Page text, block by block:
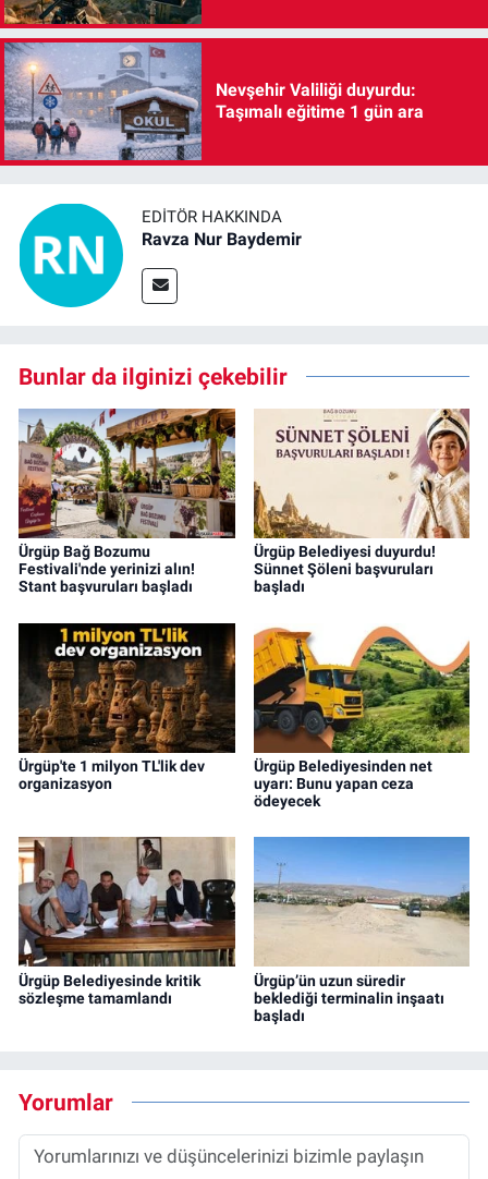
Nevşehir Valiliği duyurdu:
Taşımalı eğitime 1 gün ara
EDITÖR HAKKINDA
Ravza Nur Baydemir
Bunlar da ilginizi çekebilir
Ürgüp Bağ Bozumu
Festivali'nde yerinizi alın!
Stant başvuruları başladı
Ürgüp Belediyesi duyurdu!
Sünnet Şöleni başvuruları
başladı
Ürgüp'te 1 milyon TL'lik dev
organizasyon
Ürgüp Belediyesinden net
uyarı: Bunu yapan ceza
ödeyecek
Ürgüp Belediyesinde kritik
sözleşme tamamlandı
Ürgüp’ün uzun süredir
beklediği terminalin inşaatı
başladı
Yorumlar